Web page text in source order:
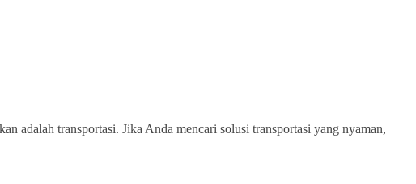
adalah transportasi. Jika Anda mencari solusi transportasi yang nyaman,